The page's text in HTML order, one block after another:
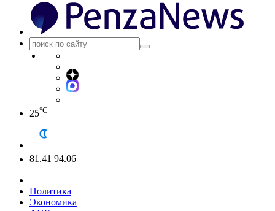
25°C
81.41 94.06
Политика
Экономика